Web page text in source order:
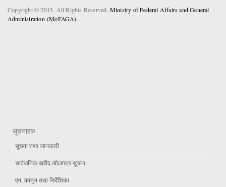
Copyright © 2015. All Rights Reserved. Ministry of Federal Affairs and General
Administration (MoFAGA) .
सूचनाहरु
सूचना तथा जानकारी
सार्वजनिक खरीद /बोलपत्र सूचना
एन, कानुन तथा निर्देशिका